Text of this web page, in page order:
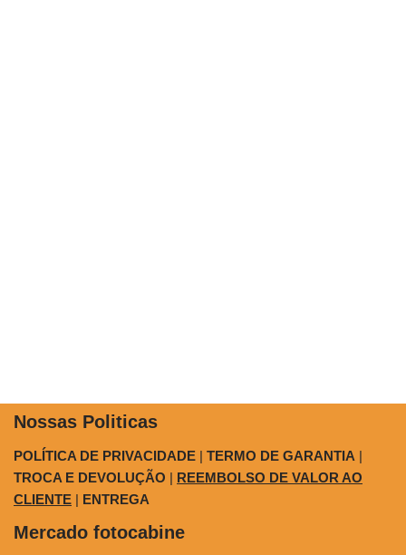
Nossas Politicas
POLÍTICA DE PRIVACIDADE | TERMO DE GARANTIA |
TROCA E DEVOLUÇÃO | REEMBOLSO DE VALOR AO
CLIENTE | ENTREGA
Mercado fotocabine